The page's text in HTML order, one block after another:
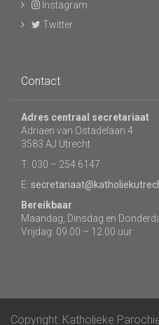
Instagram
Twitter
Contact
Adres centraal secretariaat
Adriaen van Ostadelaan 4
3583 AJ Utrecht
T: 030 – 254 6147
E:
Bereikbaar
Maandag, Dinsdag en
Vrijdag: 09.00 – 12.00 uur
Copyright: Katholieke